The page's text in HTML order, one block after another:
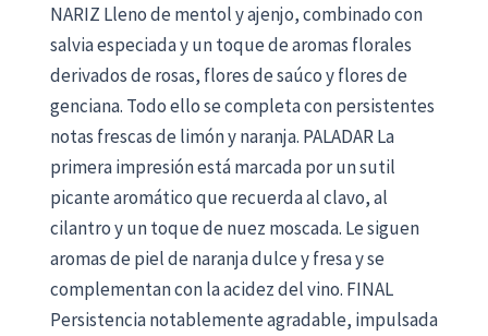
NARIZ Lleno de mentol y ajenjo, combinado con
salvia especiada y un toque de aromas florales
derivados de rosas, flores de saúco y flores de
genciana. Todo ello se completa con persistentes
notas frescas de limón y naranja. PALADAR La
primera impresión está marcada por un sutil
picante aromático que recuerda al clavo, al
cilantro y un toque de nuez moscada. Le siguen
aromas de piel de naranja dulce y fresa y se
complementan con la acidez del vino. FINAL
Persistencia notablemente agradable, impulsada